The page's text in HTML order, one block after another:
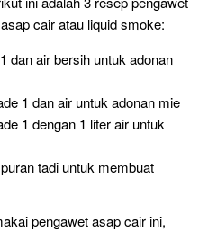
cair atau liquid smoke:
dan air bersih untuk adonan
1 dan air untuk adonan mie
1 dengan 1 liter air untuk
tadi untuk membuat
pengawet asap cair ini,